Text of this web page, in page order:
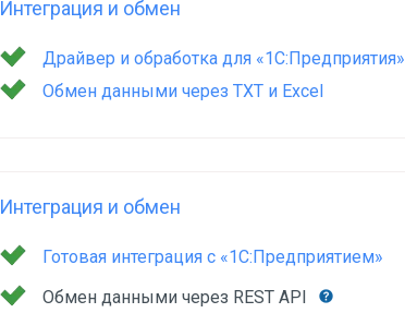
Интеграция и обмен
Драйвер и обработка для «1С:Предприятия»
Обмен данными через TXT и Excel
Интеграция и обмен
Готовая интеграция с «1С:Предприятием»
Обмен данными через REST API